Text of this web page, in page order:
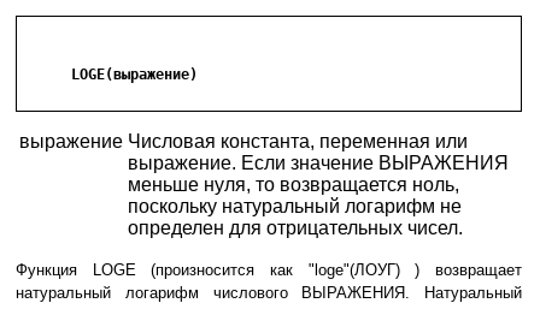
      LOGE(выражение)
выражение Числовая константа, переменная или
выражение. Если значение ВЫРАЖЕНИЯ
меньше нуля, то возвращается ноль,
поскольку натуральный логарифм не
определен для отрицательных чисел.
Функция LOGE (произносится как "loge"(ЛОУГ) ) возвращает
натуральный логарифм числового ВЫРАЖЕНИЯ. Натуральный